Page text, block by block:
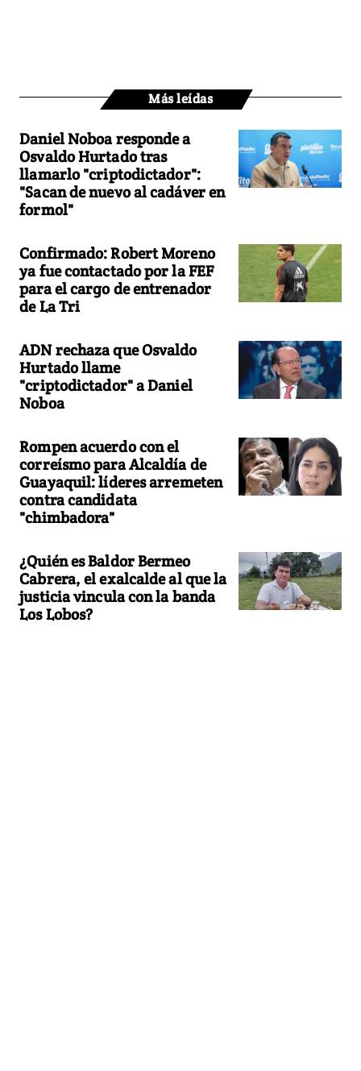
Más leídas
Daniel Noboa responde a
Osvaldo Hurtado tras
llamarlo "criptodictador":
"Sacan de nuevo al cadáver en
formol"
Confirmado: Robert Moreno
ya fue contactado por la FEF
para el cargo de entrenador
de La Tri
ADN rechaza que Osvaldo
Hurtado llame
"criptodictador" a Daniel
Noboa
Rompen acuerdo con el
correísmo para Alcaldía de
Guayaquil: líderes arremeten
contra candidata
"chimbadora"
¿Quién es Baldor Bermeo
Cabrera, el exalcalde al que la
justicia vincula con la banda
Los Lobos?